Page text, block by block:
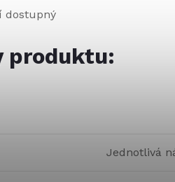
dostupný
produktu:
Jednotlivá